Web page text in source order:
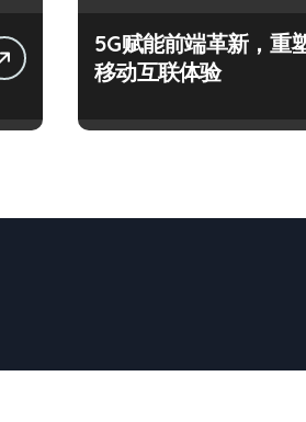
5G赋能前端革新，重
移动互联体验